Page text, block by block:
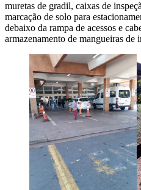
muretas de gradil, caixas de
marcação de solo para
debaixo da rampa de acessos e
armazenamento de mangueiras de